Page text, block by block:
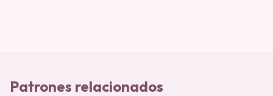
Patrones relacionados